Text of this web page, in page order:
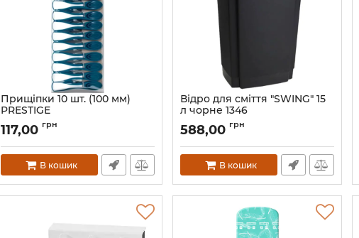
Прищіпки 10 шт. (100 мм)
PRESTIGE
Артикул: 9603
117,00 грн
В кошик
Відро для сміття "SWING" 15
л чорне 1346
Артикул: 1346
588,00 грн
В кошик